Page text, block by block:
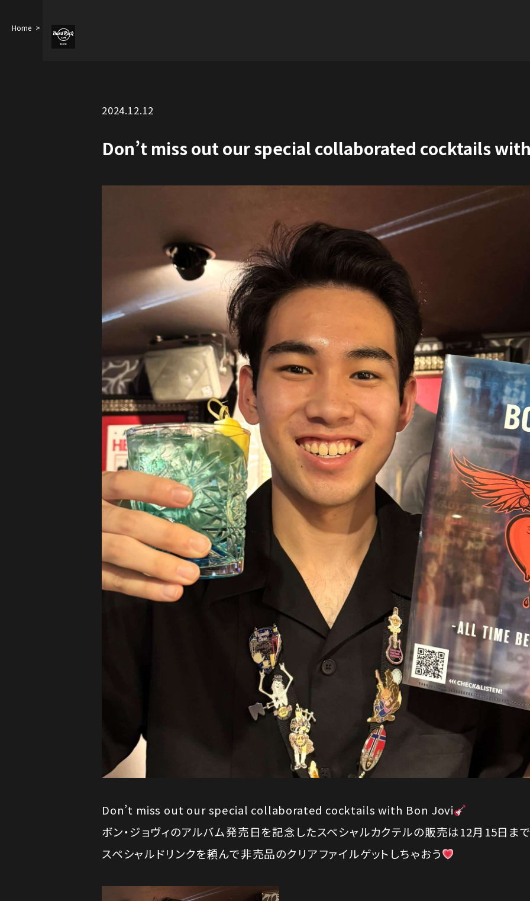
Home Don’t miss out our special collaborated cocktails with Bon J…
2024.12.12
Don’t miss out our special collaborated cocktails
Don’t miss out our special collaborated cocktails with Bon Jovi
ボン・ジョヴィのアルバム発売日を記念したスペシャルカクテルの販売は12月15日まで
スペシャルドリンクを頼んで非売品のクリアファイルゲットしちゃおう